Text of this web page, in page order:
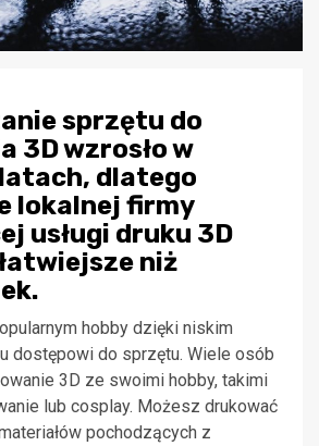
sprzętu do
3D wzrosło w
dlatego
lokalnej firmy
usługi druku 3D
niż
hobby dzięki niskim
dostępowi do sprzętu. Wiele osób
3D ze swoimi hobby, takimi
lub cosplay. Możesz drukować
pochodzących z